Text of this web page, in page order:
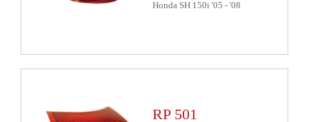
Honda SH 150i '05 - '08
RP 501